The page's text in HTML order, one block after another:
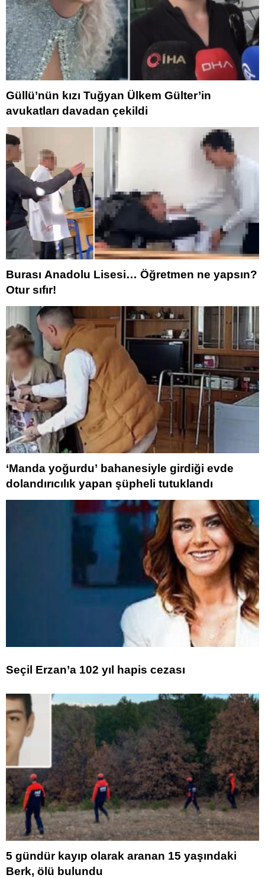
Güllü’nün kızı Tuğyan Ülkem Gülter’in
avukatları davadan çekildi
Burası Anadolu Lisesi… Öğretmen ne yapsın?
Otur sıfır!
‘Manda yoğurdu’ bahanesiyle girdiği evde
dolandırıcılık yapan şüpheli tutuklandı
Seçil Erzan’a 102 yıl hapis cezası
5 gündür kayıp olarak aranan 15 yaşındaki
Berk, ölü bulundu